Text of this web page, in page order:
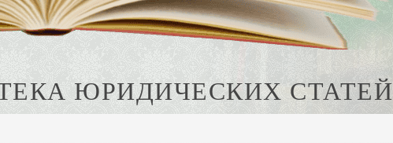
ЮРИДИЧЕСКИХ СТАТЕЙ